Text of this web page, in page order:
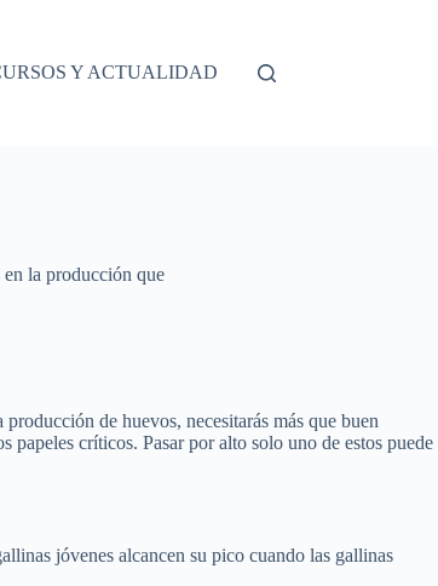
Y ACTUALIDAD
la producción que
de huevos, necesitarás más que buen
críticos. Pasar por alto solo uno de estos puede
jóvenes alcancen su pico cuando las gallinas